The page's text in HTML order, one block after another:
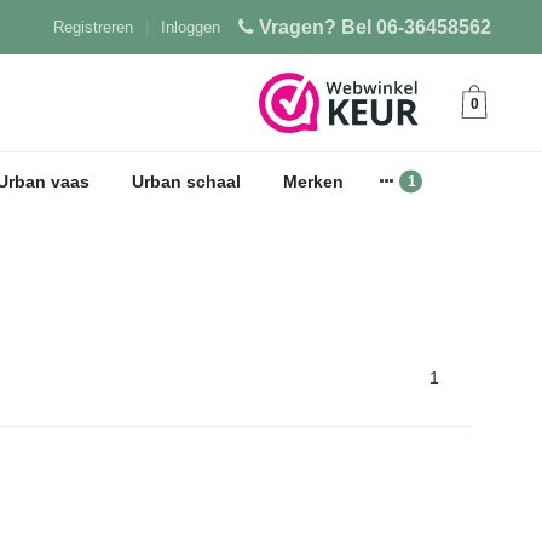
Vragen? Bel 06-36458562
Inloggen
Registreren
0
vaas Urban schaal Merken
1